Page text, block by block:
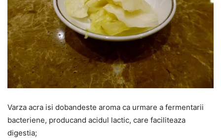
Varza acra isi dobandeste aroma ca urmare a fermentarii
bacteriene, producand acidul lactic, care faciliteaza
digestia;